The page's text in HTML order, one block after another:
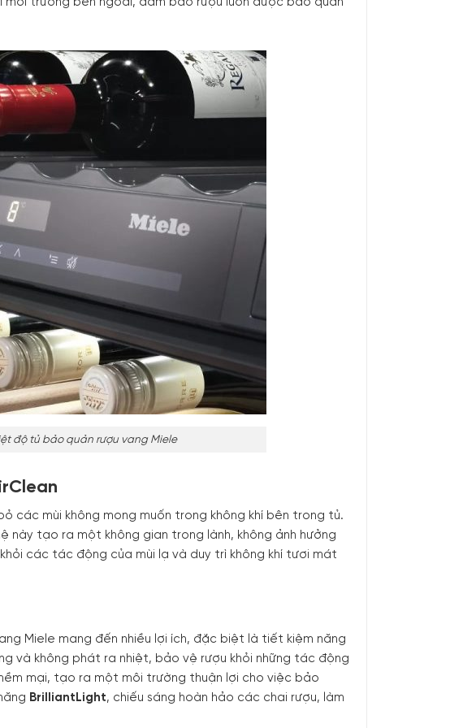
trường bên ngoài, đảm bảo rượu luôn được bảo quản
độ tủ bảo quản rượu vang Miele
các mùi không mong muốn trong không khí bên trong tủ.
tạo ra một không gian trong lành, không ảnh hưởng
các tác động của mùi lạ và duy trì không khí tươi mát
Miele mang đến nhiều lợi ích, đặc biệt là tiết kiệm năng
và không phát ra nhiệt, bảo vệ rượu khỏi những tác động
mại, tạo ra một môi trường thuận lợi cho việc bảo
BrilliantLight, chiếu sáng hoàn hảo các chai rượu, làm